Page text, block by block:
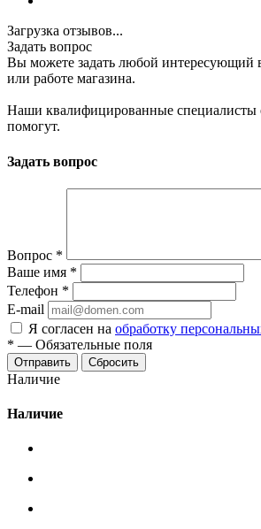
Загрузка отзывов...
Задать вопрос
Вы можете задать любой интересующий
или работе магазина.
Наши квалифицированные специалисты
помогут.
Задать вопрос
Вопрос *
Ваше имя *
Телефон *
E-mail
Я согласен на обработку
* — Обязательные поля
Сбросить
Наличие
Наличие